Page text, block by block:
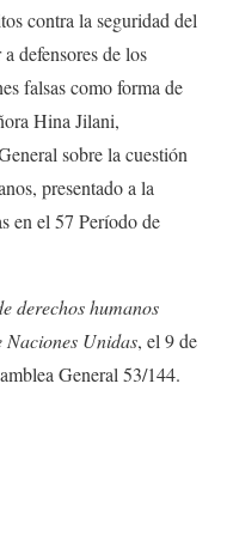
contra la seguridad del
defensores de los
falsas como forma de
Hina Jilani,
sobre la cuestión
presentado a la
en el 57 Período de
derechos humanos
Unidas, el 9 de
General 53/144.